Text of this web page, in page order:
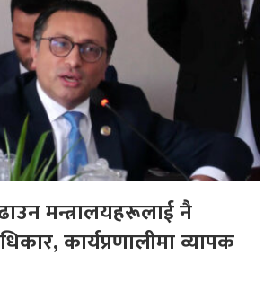
मन्त्रालयहरूलाई नै
कार्यप्रणालीमा व्यापक